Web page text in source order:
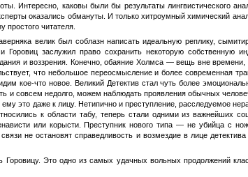
Интересно, каковы были бы результаты лингвистического
оказались обмануты. И только хитроумный химический
простого читателя.
велик был соблазн написать идеальную реплику,
Горовиц заслужил право сохранить некоторую собственную
и воззрения. Конечно, обаяние Холмса — вещь вне
что небольшое переосмысление и более современная
кое-что новое. Великий Детектив стал чуть более
совсем недолго, можем наблюдать проявления обычных
это даже к лицу. Нетипично и преступление, расследуемое
к области табу, теперь стали одними из важнейших
или корысти. Преступник нового типа — не убийца с
не остановят справедливость и возмездие в лице
Горовицу. Это одно из самых удачных вольных продолжений